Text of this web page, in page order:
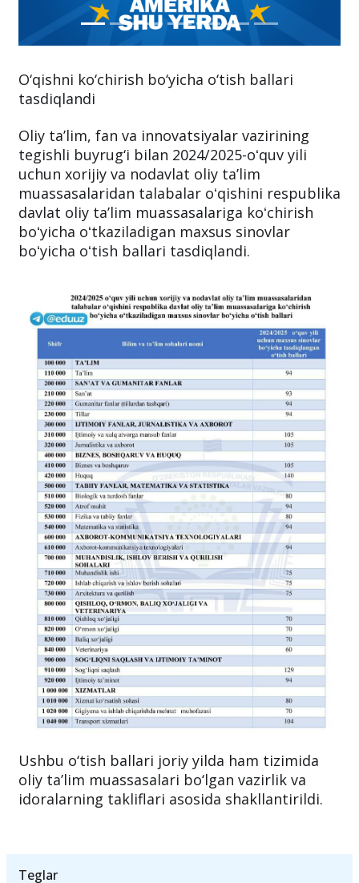
O‘qishni ko‘chirish bo‘yicha o‘tish ballari
tasdiqlandi
Oliy ta’lim, fan va innovatsiyalar vazirining
tegishli buyrug‘i bilan 2024/2025-oʻquv yili
uchun xorijiy va nodavlat oliy taʼlim
muassasalaridan talabalar oʻqishini respublika
davlat oliy taʼlim muassasalariga koʻchirish
boʻyicha oʻtkaziladigan maxsus sinovlar
boʻyicha oʻtish ballari tasdiqlandi.
Ushbu o‘tish ballari joriy yilda ham tizimida
oliy ta’lim muassasalari bo‘lgan vazirlik va
idoralarning takliflari asosida shakllantirildi.
Teglar